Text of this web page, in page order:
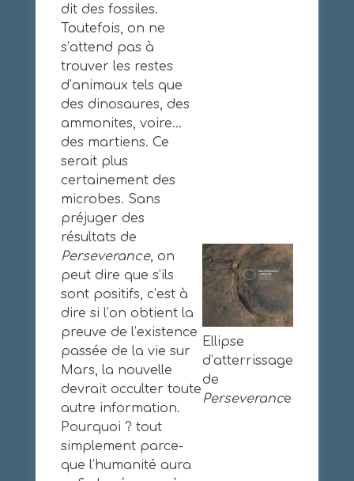
dit des fossiles.
Toutefois, on ne
s’attend pas à
trouver les restes
d’animaux tels que
des dinosaures, des
ammonites, voire…
des martiens. Ce
serait plus
certainement des
microbes. Sans
préjuger des
résultats de
Perseverance, on
peut dire que s’ils
sont positifs, c’est à
dire si l’on obtient la
preuve de l’existence
passée de la vie sur
Mars, la nouvelle
devrait occulter toute
autre information.
Pourquoi ? tout
simplement parce-
que l’humanité aura
Ellipse
d’atterrissage
de
Perseverance